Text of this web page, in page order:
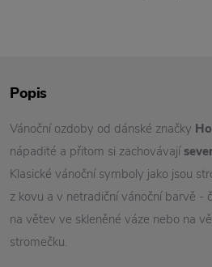
Popis
Vánoční ozdoby od dánské značky
nápadité a přitom si zachovávají
Klasické vánoční symboly jako jsou
z kovu a v netradiční vánoční barvě -
na větev ve skleněné váze nebo na
stromečku.